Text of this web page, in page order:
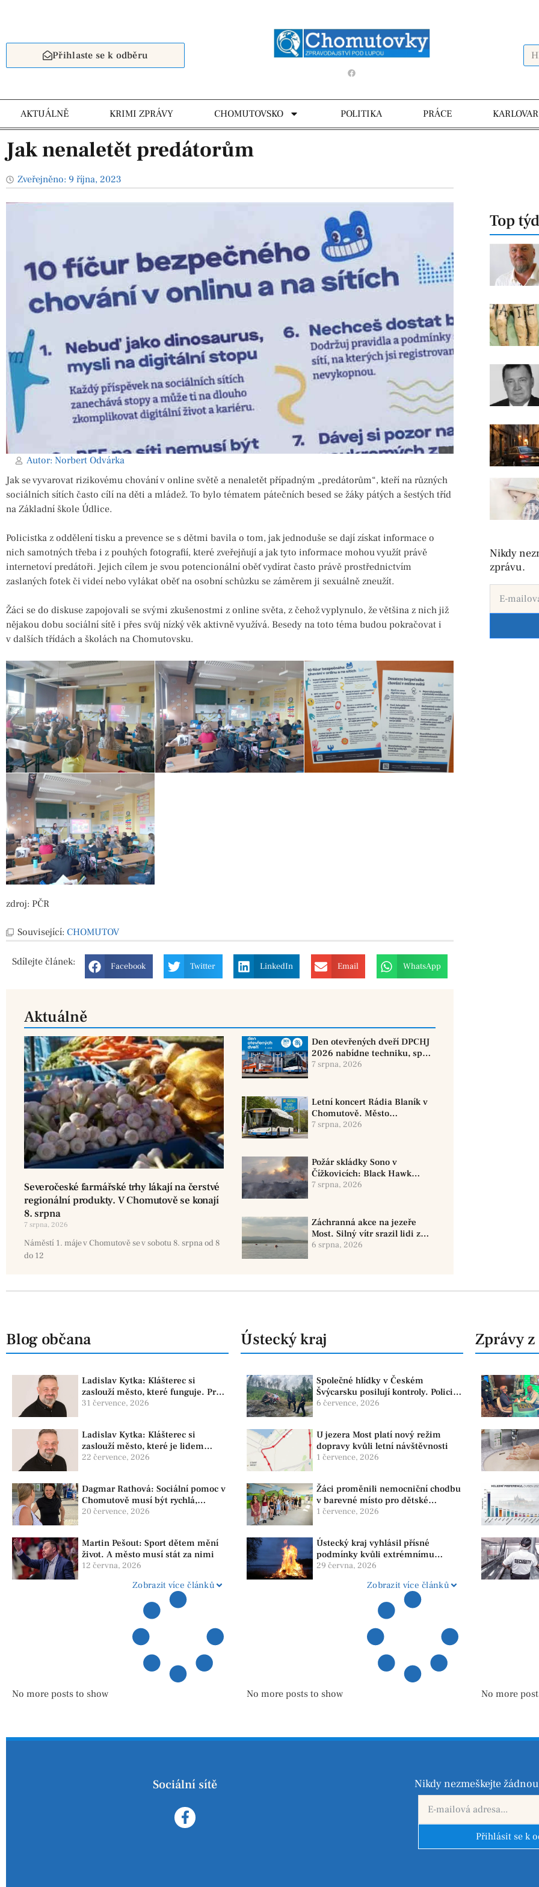
Přihlaste se k odběru
AKTUÁLNĚ KRIMI ZPRÁVY CHOMUTOVSKO POLITIKA PRÁCE
Jak nenaletět predátorům
Zveřejněno: 9 října, 2023
Autor: Norbert Odvárka
Jak se vyvarovat rizikovému chování v online světě a nenaletět případným „predátorům“, kteří na různých
sociálních sítích často cílí na děti a mládež. To bylo tématem pátečních besed se žáky pátých a šestých tříd
na Základní škole Údlice.
Policistka z oddělení tisku a prevence se s dětmi bavila o tom, jak jednoduše se dají získat informace o
nich samotných třeba i z pouhých fotografií, které zveřejňují a jak tyto informace mohou využít právě
internetoví predátoři. Jejich cílem je svou potencionální oběť vydírat často právě prostřednictvím
zaslaných fotek či videí nebo vylákat oběť na osobní schůzku se záměrem ji sexuálně zneužít.
Žáci se do diskuse zapojovali se svými zkušenostmi z online světa, z čehož vyplynulo, že většina z nich již
nějakou dobu sociální sítě i přes svůj nízký věk aktivně využívá. Besedy na toto téma budou pokračovat i
v dalších třídách a školách na Chomutovsku.
zdroj: PČR
Související: CHOMUTOV
Sdílejte článek: Facebook Twitter LinkedIn Email WhatsApp
Aktuálně
Severočeské farmářské trhy lákají na čerstvé
regionální produkty. V Chomutově se konají
8. srpna
7 srpna, 2026
Náměstí 1. máje v Chomutově se v sobotu 8. srpna od 8
do 12
Den otevřených dveří DPCHJ
2026 nabídne techniku, sport
i jízdy historickými vozy
7 srpna, 2026
Letní koncert Rádia Blaník v
Chomutově. Město
doporučuje využít MHD
7 srpna, 2026
Požár skládky Sono v
Čížkovicích: Black Hawk
provedl 12 shozů vody
7 srpna, 2026
Záchranná akce na jezeře
Most. Silný vítr srazil lidi z
paddleboardů, dvě osoby se
6 srpna, 2026
Top
Nikdy
zprávu.
Blog občana
Ladislav Kytka: Klášterec si
zaslouží město, které funguje. Proto
předkládáme program, který řeší
31 července, 2026
Ladislav Kytka: Klášterec si
zaslouží město, které je lidem
nablízku
22 července, 2026
Dagmar Rathová: Sociální pomoc v
Chomutově musí být rychlá,
srozumitelná a férová. Ne udržovat
20 července, 2026
Martin Pešout: Sport dětem mění
život. A město musí stát za nimi
12 června, 2026
Zobrazit více článků
No more posts to show
Ústecký kraj
Společné hlídky v Českém
Švýcarsku posilují kontroly. Policie
dohlíží na bezpečnost i ochranu
6 července, 2026
U jezera Most platí nový režim
dopravy kvůli letní návštěvnosti
1 července, 2026
Žáci proměnili nemocniční chodbu
v barevné místo pro dětské
pacienty
1 července, 2026
Ústecký kraj vyhlásil přísné
podmínky kvůli extrémnímu
suchu. Platí zákaz ohňů i
29 června, 2026
Zobrazit více článků
No more posts to show
Zprávy z
No more
Sociální sítě Nikdy nezmeškejte
Přihlásit se k